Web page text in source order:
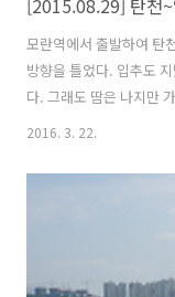
[2015.08.29] 탄천
모란역에서 출발하여 탄
방향을 틀었다. 입추도
다. 그래도 땀은 나지만
좋은날이다. 양재천은 강
있다. 길도 잘 정비되어
가기 전까지는 시골 풍
2016. 3. 22.